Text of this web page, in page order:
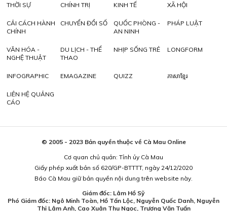
THỜI SỰ CHÍNH TRỊ KINH TẾ XÃ HỘI
CẢI CÁCH HÀNH
CHÍNH
CHUYỂN ĐỔI SỐ
QUỐC PHÒNG -
AN NINH
PHÁP LUẬT
VĂN HÓA -
NGHỆ THUẬT
DU LỊCH - THỂ
THAO
NHỊP SỐNG TRẺ LONGFORM
INFOGRAPHIC EMAGAZINE QUIZZ ភាសាខ្មែរ
LIÊN HỆ QUẢNG
CÁO
© 2005 - 2023 Bản quyền thuộc về Cà Mau Online
Cơ quan chủ quản: Tỉnh ủy Cà Mau
Giấy phép xuất bản số 620/GP-BTTTT, ngày 24/12/2020
Báo Cà Mau giữ bản quyền nội dung trên website này.
Giám đốc: Lâm Hồ Sỹ
Phó Giám đốc: Ngô Minh Toàn, Hồ Tấn Lộc, Nguyễn Quốc Danh, Nguyễn
Thị Lâm Anh, Cao Xuân Thu Ngọc, Trương Văn Tuấn